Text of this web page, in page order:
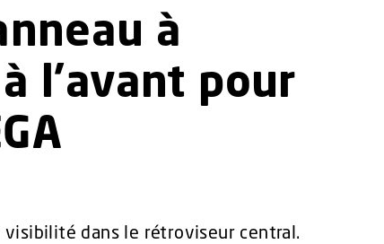
à
l’avant pour
dans le rétroviseur central.